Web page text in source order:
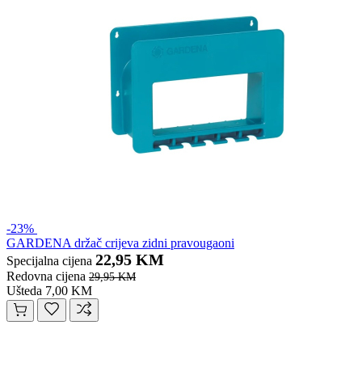
-23%
GARDENA držač crijeva zidni pravougaoni
Specijalna cijena 22,95 KM
Redovna cijena 29,95 KM
Ušteda 7,00 KM